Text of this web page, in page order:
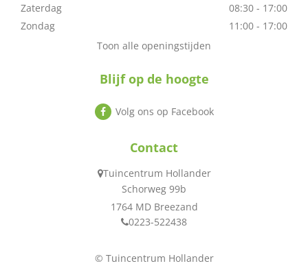
Zaterdag
08:30 - 17:00
Zondag
11:00 - 17:00
Toon alle openingstijden
Blijf op de hoogte
Volg ons op Facebook
Contact
Tuincentrum Hollander
Schorweg 99b
1764 MD Breezand
0223-522438
© Tuincentrum Hollander